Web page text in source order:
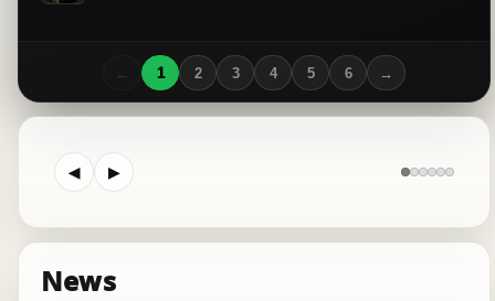
passion mysterious
misophone primi piatti pomme metro
passion requiem
← 1 2 3 4 5 6 →
◀ ▶
News